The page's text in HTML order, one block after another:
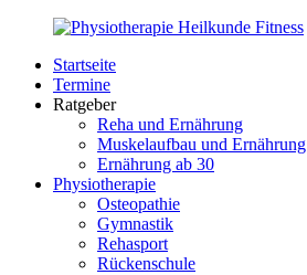
Zurück
Inhalt
PhysioMed-
Fit.de
Gesundheit
Startseite
Termine
Ratgeber
Reha und Ernährung
Muskelaufbau und Ernährung
Ernährung ab 30
Physiotherapie
Osteopathie
Gymnastik
Rehasport
Rückenschule